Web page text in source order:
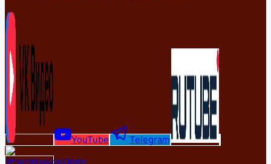
YouTube Telegram